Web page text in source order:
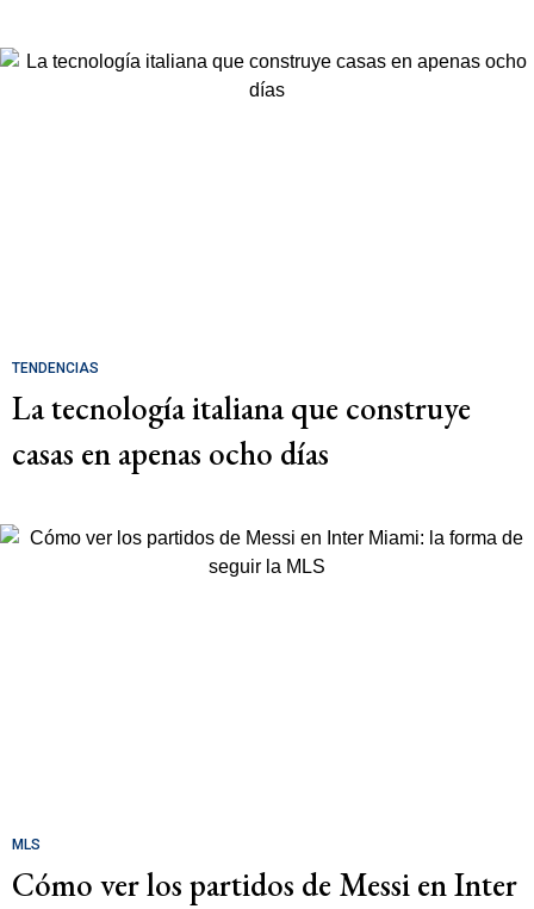
TENDENCIAS
La tecnología italiana que construye
casas en apenas ocho días
MLS
Cómo ver los partidos de Messi en Inter